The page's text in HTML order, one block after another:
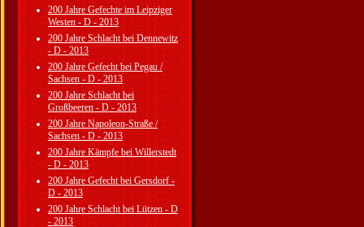
200 Jahre Gefechte im Leipziger
Westen - D - 2013
200 Jahre Schlacht bei Dennewitz
- D - 2013
200 Jahre Gefecht bei Pegau /
Sachsen - D - 2013
200 Jahre Schlacht bei
Großbeeren - D - 2013
200 Jahre Napoleon-Straße /
Sachsen - D - 2013
200 Jahre Kämpfe bei Willerstedt
- D - 2013
200 Jahre Gefecht bei Gersdorf -
D - 2013
200 Jahre Schlacht bei Lützen - D
- 2013